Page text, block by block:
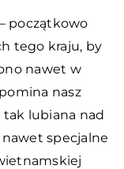
początkowo
tego kraju, by
nawet w
nasz
lubiana nad
nawet specjalne